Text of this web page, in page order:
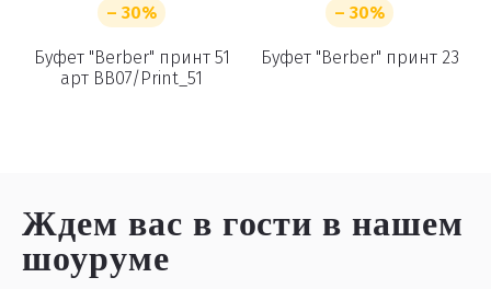
– 30%
Буфет "Berber" принт 51
арт BB07/Print_51
– 30%
Буфет "Berber" принт 23
Ждем вас в гостив нашем
шоуруме